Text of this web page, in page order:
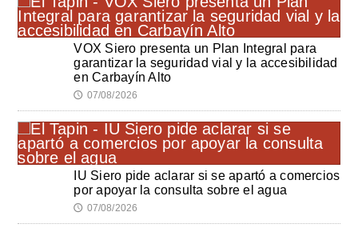
VOX Siero presenta un Plan Integral para
garantizar la seguridad vial y la accesibilidad
en Carbayín Alto
🕔 07/08/2026
IU Siero pide aclarar si se apartó a comercios
por apoyar la consulta sobre el agua
🕔 07/08/2026